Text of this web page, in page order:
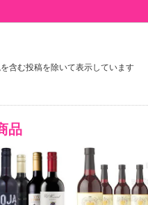
ッテガ」社のラグジュアリー
ん。
含む投稿を除いて表示しています
品